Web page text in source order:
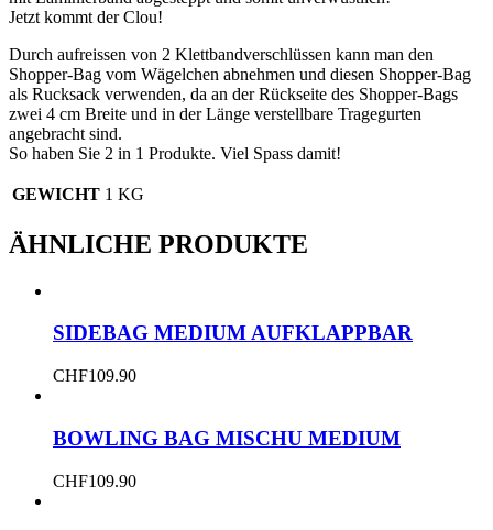
Jetzt kommt der Clou!
Durch aufreissen von 2 Klettbandverschlüssen kann man den
Shopper-Bag vom Wägelchen abnehmen und diesen Shopper-Bag
als Rucksack verwenden, da an der Rückseite des Shopper-Bags
zwei 4 cm Breite und in der Länge verstellbare Tragegurten
angebracht sind.
So haben Sie 2 in 1 Produkte. Viel Spass damit!
GEWICHT 1 KG
ÄHNLICHE PRODUKTE
SIDEBAG MEDIUM AUFKLAPPBAR
CHF109.90
BOWLING BAG MISCHU MEDIUM
CHF109.90